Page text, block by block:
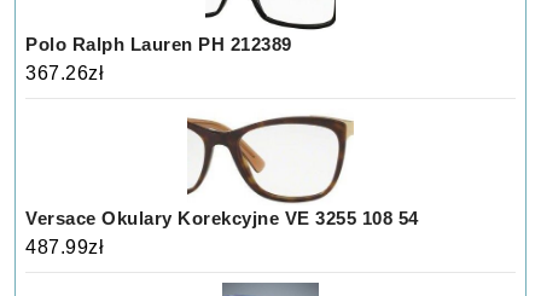
Polo Ralph Lauren PH 212389
367.26zł
Versace Okulary Korekcyjne VE 3255 108 54
487.99zł